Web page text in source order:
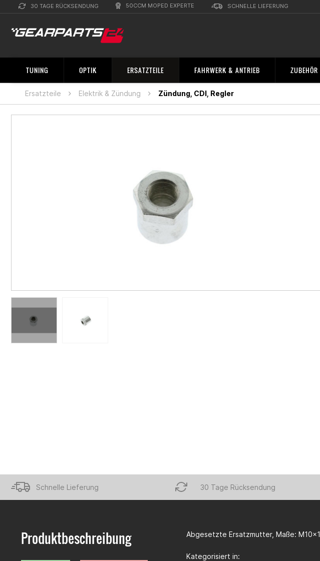
30 TAGE RÜCKSENDUNG 50CCM MOPED EXPERTE SCHNELLE LIEFERUNG
TUNING OPTIK ERSATZTEILE FAHRWERK & ANTRIEB ZUBEHÖR
Ersatzteile Elektrik & Zündung Zündung, CDI, Regler
Schnelle Lieferung 30 Tage Rücksendung
Produktbeschreibung Abgesetzte Ersatzmutter, Maße: M10x1
Kategorisiert in: